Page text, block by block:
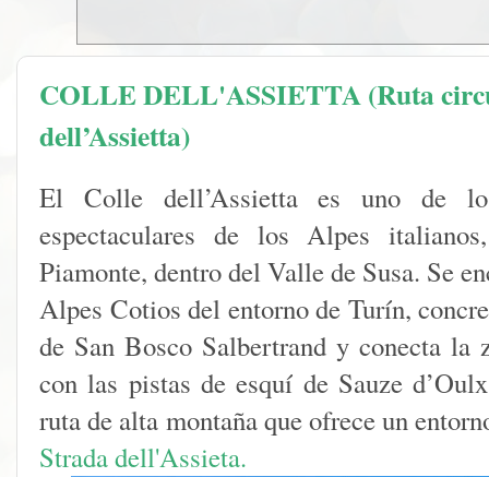
COLLE DELL'ASSIETTA (Ruta
dell’Assietta)
El Colle dell’Assietta es uno de
espectaculares de los Alpes
Piamonte, dentro del Valle de Susa. Se
Alpes Cotios del entorno de Turín,
de San Bosco Salbertrand y conecta la
con las pistas de esquí de Sauze
ruta de alta montaña que ofrece un
Strada dell'Assieta.